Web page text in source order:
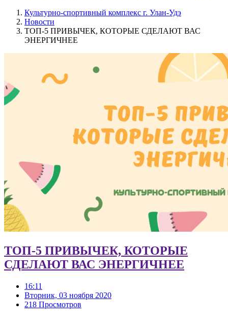
Культурно-спортивный комплекс г. Улан-Удэ
Новости
ТОП-5 ПРИВЫЧЕК, КОТОРЫЕ СДЕЛАЮТ ВАС
ЭНЕРГИЧНЕЕ
ТОП-5 ПРИВЫЧЕК, КОТОРЫЕ
СДЕЛАЮТ ВАС ЭНЕРГИЧНЕЕ
16:11
Вторник, 03 ноября 2020
218 Просмотров